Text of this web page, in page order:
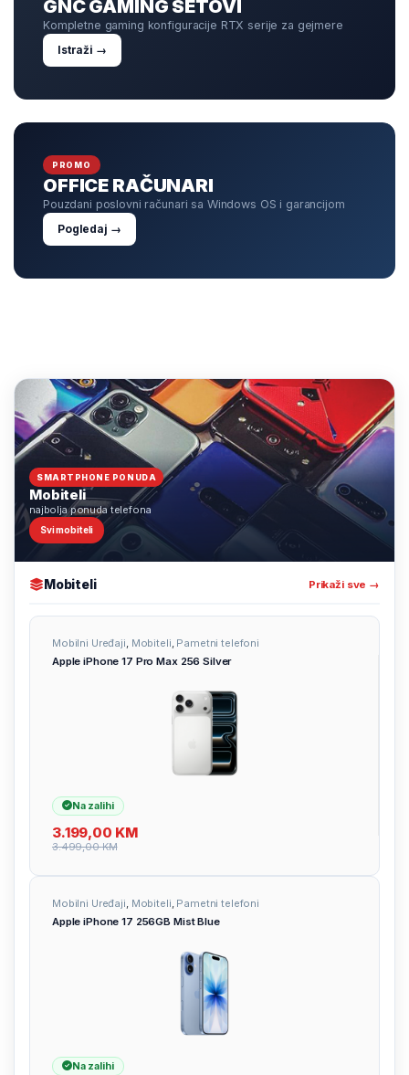
GNC GAMING SETOVI
Kompletne gaming konfiguracije RTX serije za gejmere
Istraži →
PROMO
OFFICE RAČUNARI
Pouzdani poslovni računari sa Windows OS i garancijom
Pogledaj →
SMARTPHONE PONUDA
Mobiteli
najbolja ponuda telefona
Svi mobiteli
Mobiteli Prikaži sve →
Mobilni Uređaji Mobiteli Pametni telefoni
Apple iPhone 17 Pro Max 256 Silver
Na zalihi
3.199,00 KM
3.499,00KM
Mobilni Uređaji, Mobiteli, Pametni telefoni
Apple iPhone 17 256GB Mist Blue
Na zalihi